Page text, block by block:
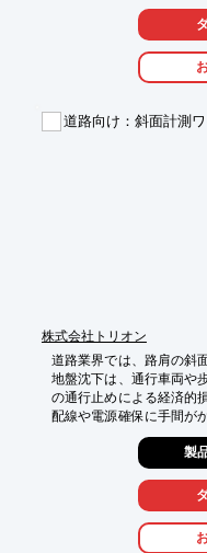
【活用シーン】
・遠隔地からの現場監視
・無人化された建設現場
・資材搬入や重機の遠隔
・電力コストの削減
道路向け：斜面計測
株式会社トリオン
道路業界では、路肩の斜
地盤沈下は、通行車両や
の通行止めによる経済的
配線や電源確保に手間が
当社の斜面計測ワイヤレ
レスで精緻な計測を実現
【活用シーン】
・道路の路肩斜面の変位監
・法面保護工事後のモニ
・土砂災害のリスク管理
製